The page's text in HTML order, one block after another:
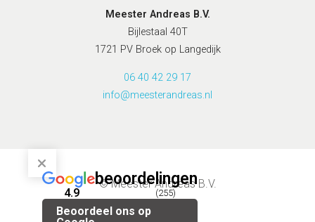
Meester Andreas B.V.
Bijlestaal 40T
1721 PV Broek op Langedijk
06 40 42 29 17
info@meesterandreas.nl
© Meester Andreas B.V.
Privacybeleid
beoordelingen
4.9 (255)
Beoordeel ons op